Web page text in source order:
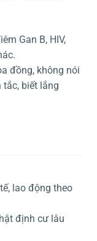
Gan B, HIV,
đồng, không nói
biết lắng
lao động theo
định cư lâu